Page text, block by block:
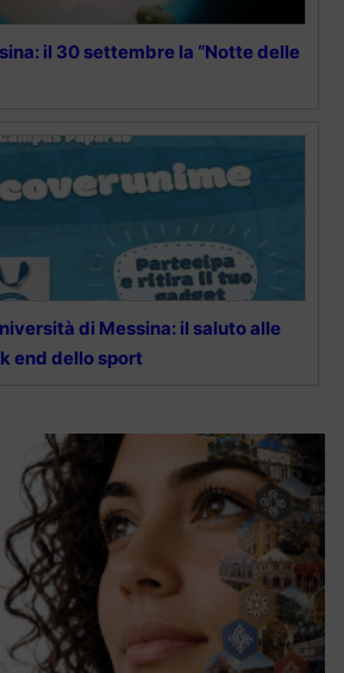
il 30 settembre la “Notte delle
di Messina: il saluto alle
end dello sport